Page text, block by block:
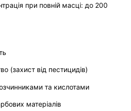
при повній масці: до 200
(захист від пестицидів)
та кислотами
матеріалів